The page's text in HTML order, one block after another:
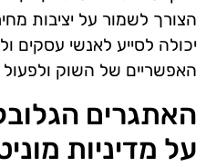
הצורך לשמור על יציבות
יכולה לסייע לאנשי עסקים
האפשריים של השוק
האתגרים
על מדיניות